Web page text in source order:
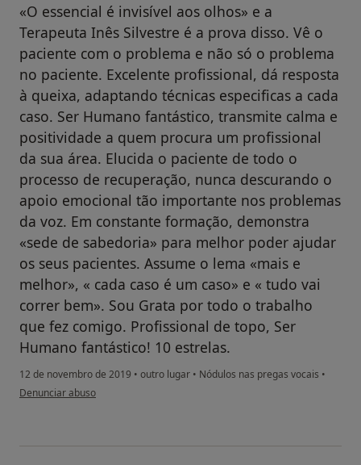
«O essencial é invisível aos olhos» e a
Terapeuta Inês Silvestre é a prova disso. Vê o
paciente com o problema e não só o problema
no paciente. Excelente profissional, dá resposta
à queixa, adaptando técnicas especificas a cada
caso. Ser Humano fantástico, transmite calma e
positividade a quem procura um profissional
da sua área. Elucida o paciente de todo o
processo de recuperação, nunca descurando o
apoio emocional tão importante nos problemas
da voz. Em constante formação, demonstra
«sede de sabedoria» para melhor poder ajudar
os seus pacientes. Assume o lema «mais e
melhor», « cada caso é um caso» e « tudo vai
correr bem». Sou Grata por todo o trabalho
que fez comigo. Profissional de topo, Ser
Humano fantástico! 10 estrelas.
12 de novembro de 2019 • outro lugar • Nódulos nas pregas vocais •
na opinião do utilizador Conta eliminada
Denunciar abuso